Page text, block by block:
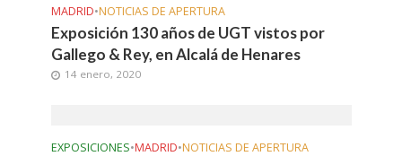
MADRID•NOTICIAS DE APERTURA
Exposición 130 años de UGT vistos por
Gallego & Rey, en Alcalá de Henares
14 enero, 2020
EXPOSICIONES•MADRID•NOTICIAS DE APERTURA